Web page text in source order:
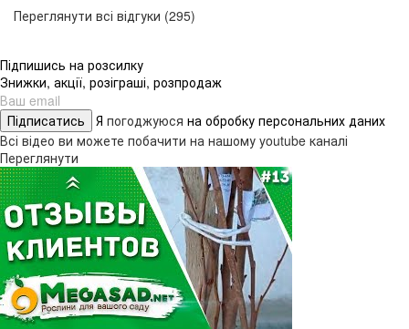
Переглянути всі відгуки (295)
Підпишись на розсилку
Знижки, акції, розіграші, розпродаж
Підписатись Я погоджуюся на обробку персональних даних
Всі відео ви можете побачити на нашому youtube каналі
Переглянути